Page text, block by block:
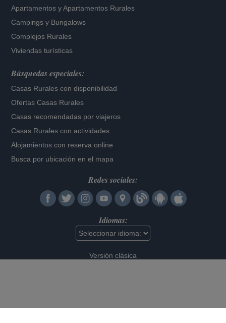
Apartamentos yApartamentos Rurales
Campings y Bungalows
Complejos Rurales
Viviendas turísticas
Búsquedas especiales:
Casas Rurales con disponibilidad
Ofertas Casas Rurales
Casas recomendadas por viajeros
Casas Rurales con actividades
Alojamientos con reserva online
Busca por ubicación en el mapa
Redes sociales:
Idiomas:
Versión clásica